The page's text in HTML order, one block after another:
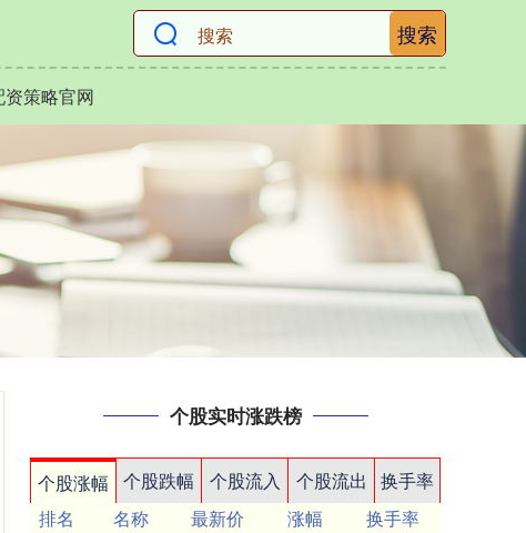
搜索
资策略官网
个股实时涨跌榜
个股涨幅 个股跌幅 个股流入 个股流出
换手率
排名
名称 最新价 涨幅
换手率